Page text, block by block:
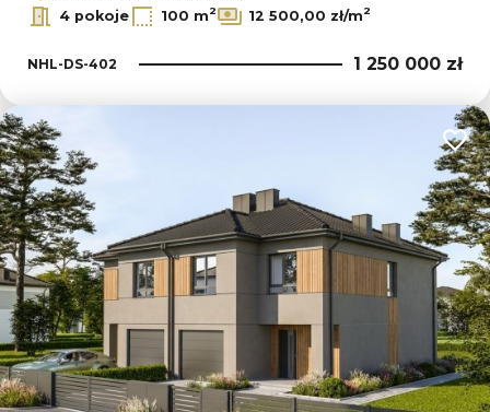
4 pokoje 100 m2 12 500,00 zł/m2
NHL-DS-402 1 250 000 zł